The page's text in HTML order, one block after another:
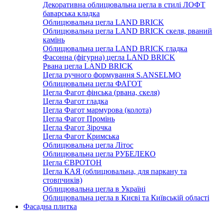
Декоративна облицювальна цегла в стилі ЛОФТ
баварська кладка
Облицювальна цегла LAND BRICK
Облицювальна цегла LAND BRICK скеля, рваний
камінь
Облицювальна цегла LAND BRICK гладка
Фасонна (фігурна) цегла LAND BRICK
Рвана цегла LAND BRICK
Цегла ручного формування S.ANSELMO
Облицювальна цегла ФАГОТ
Цегла Фагот фінська (рвана, скеля)
Цегла Фагот гладка
Цегла Фагот мармурова (колота)
Цегла Фагот Промінь
Цегла Фагот Зірочка
Цегла Фагот Кримська
Облицювальна цегла Літос
Облицювальна цегла РУБЕЛЕКО
Цегла ЄВРОТОН
Цегла КАЯ (облицювальна, для паркану та
стовпчиків)
Облицювальна цегла в Україні
Облицювальна цегла в Києві та Київській області
Фасадна плитка